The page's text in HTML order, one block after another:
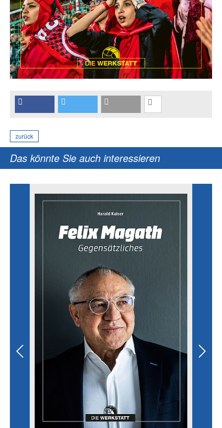
zurück
Das könnte Sie auch interessieren
Previous Next